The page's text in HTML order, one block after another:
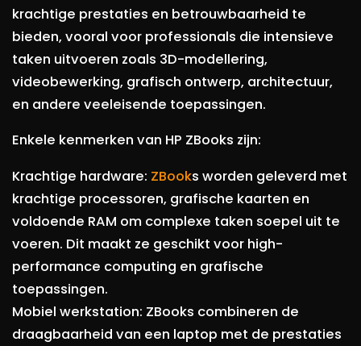
krachtige prestaties en betrouwbaarheid te
bieden, vooral voor professionals die intensieve
taken uitvoeren zoals 3D-modellering,
videobewerking, grafisch ontwerp, architectuur,
en andere veeleisende toepassingen.
Enkele kenmerken van HP ZBooks zijn:
Krachtige hardware: ZBooks worden geleverd met
krachtige processoren, grafische kaarten en
voldoende RAM om complexe taken soepel uit te
voeren. Dit maakt ze geschikt voor high-
performance computing en grafische
toepassingen.
Mobiel werkstation: ZBooks combineren de
draagbaarheid van een laptop met de prestaties